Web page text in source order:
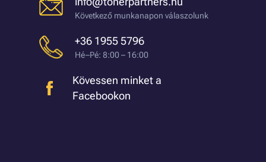
Következő munkanapon válaszolunk
+36 1955 5796
Hé–Pé: 8:00 – 16:00
Kövessen minket a
Facebookon